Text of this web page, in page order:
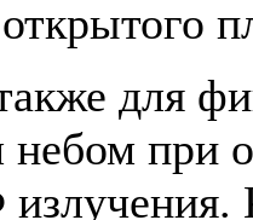
для
при